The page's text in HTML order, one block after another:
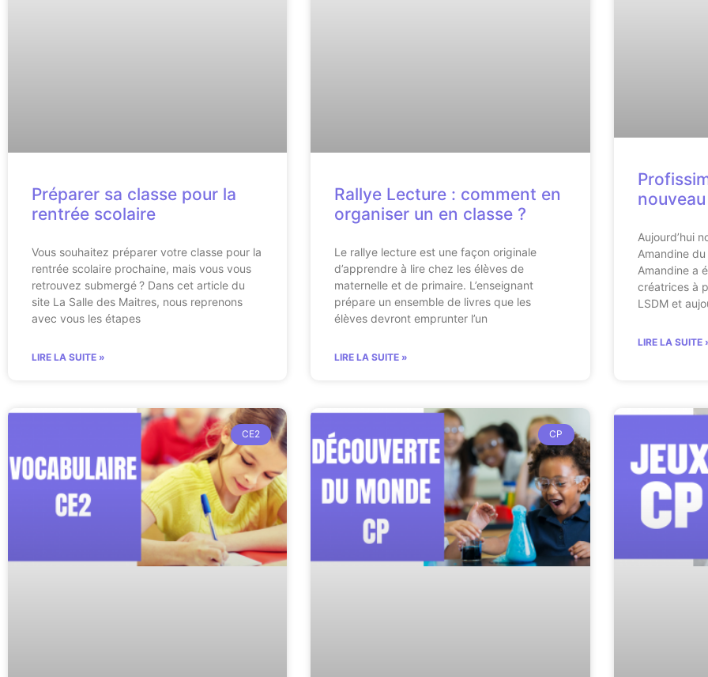
Préparer sa classe pour la
rentrée scolaire
Vous souhaitez préparer votre classe pour la
rentrée scolaire prochaine, mais vous vous
retrouvez submergé ? Dans cet article du
site La Salle des Maitres, nous reprenons
avec vous les étapes
LIRE LA SUITE »
Rallye Lecture : comment en
organiser un en classe ?
Le rallye lecture est une façon originale
d’apprendre à lire chez les élèves de
maternelle et de primaire. L’enseignant
prépare un ensemble de livres que les
élèves devront emprunter l’un
LIRE LA SUITE »
Aujourd’hui
Amandine
Amandine a
créatrices à
LSDM et
LIRE LA SUITE
CE2 CP